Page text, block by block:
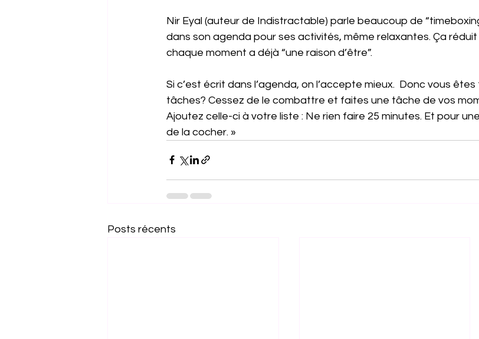
Nir Eyal (auteur de Indistractable) parle beaucoup de
dans son agenda pour ses activités, même relaxantes. Ça
chaque moment a déjà “une raison d’être”.
Si c’est écrit dans l’agenda, on l’accepte mieux.  Donc vous
tâches? Cessez de le combattre et faites une tâche de vos
Ajoutez celle-ci à votre liste : Ne rien faire 25 minutes. Et pour
de la cocher. »
Posts récents